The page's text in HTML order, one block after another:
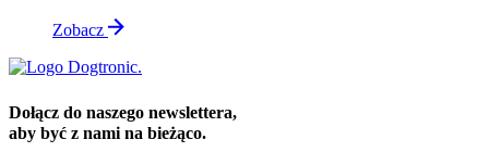
Zobacz
Dołącz do naszego newslettera,
aby być z nami na bieżąco.